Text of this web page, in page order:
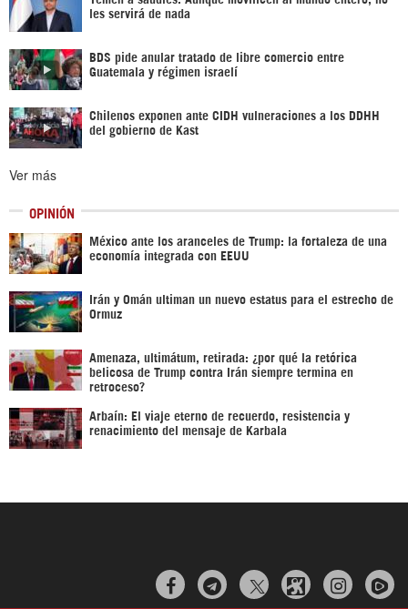
les servirá de nada
BDS pide anular tratado de libre comercio entre
Guatemala y régimen israelí
Chilenos exponen ante CIDH vulneraciones a los DDHH
del gobierno de Kast
Ver más
OPINIÓN
México ante los aranceles de Trump: la fortaleza de una
economía integrada con EEUU
Irán y Omán ultiman un nuevo estatus para el estrecho de
Ormuz
Amenaza, ultimátum, retirada: ¿por qué la retórica
belicosa de Trump contra Irán siempre termina en
retroceso?
Arbaín: El viaje eterno de recuerdo, resistencia y
renacimiento del mensaje de Karbala
  